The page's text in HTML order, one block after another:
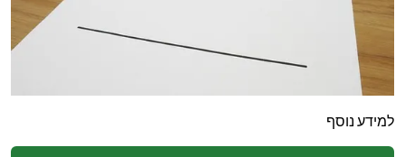
למידע נוסף